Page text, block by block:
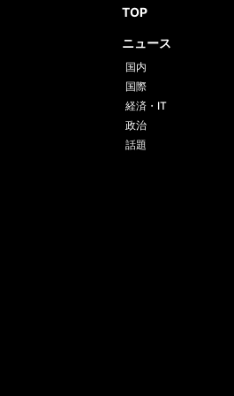
TOP
ニュース
国内
国際
経済・IT
政治
話題